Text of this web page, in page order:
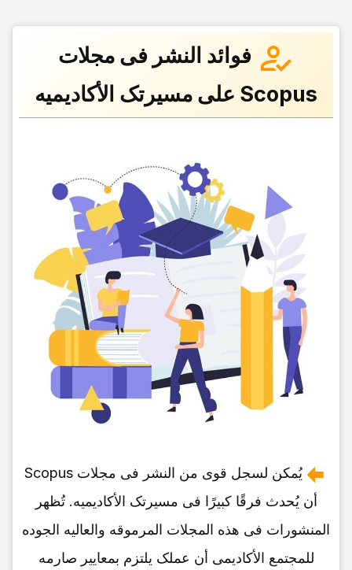
فوائد النشر فی مجلات
Scopus على مسیرتک الأکادیمیه
یُمکن لسجل قوی من النشر فی مجلات Scopus
أن یُحدث فرقًا کبیرًا فی مسیرتک الأکادیمیه. تُظهر
المنشورات فی هذه المجلات المرموقه والعالیه الجوده
للمجتمع الأکادیمی أن عملک یلتزم بمعاییر صارمه